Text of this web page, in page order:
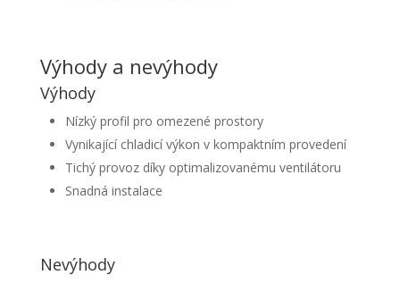
Výhody a nevýhody
Výhody
Nízký profil pro omezené prostory
Vynikající chladicí výkon v kompaktním provedení
Tichý provoz díky optimalizovanému ventilátoru
Snadná instalace
Nevýhody